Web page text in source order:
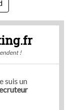
!
suis un